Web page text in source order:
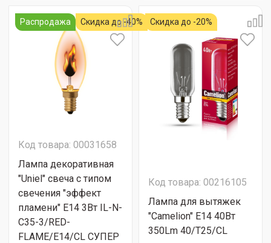
Распродажа Скидка до -40%
Код товара: 00031658
Лампа декоративная
"Uniel" свеча с типом
свечения "эффект
пламени" E14 3Вт IL-N-
C35-3/RED-
FLAME/E14/CL СУПЕР
Скидка до -20%
Код товара: 00216105
Лампа для вытяжек
"Camelion" E14 40Вт
350Lm 40/T25/CL